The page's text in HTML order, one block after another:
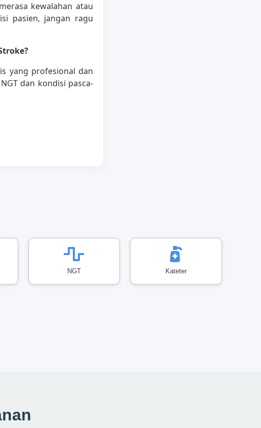
kewalahan atau
pasien, jangan ragu
yang profesional dan
dan kondisi pasca-
NGT Kateter